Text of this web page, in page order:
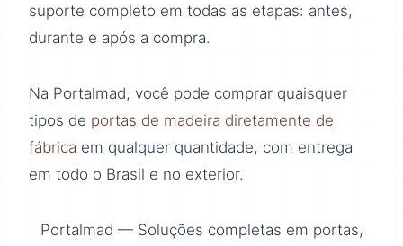
suporte completo em todas as etapas: antes,
durante e após a compra.
Na Portalmad, você pode comprar quaisquer
tipos de portas de madeira diretamente de
fábrica em qualquer quantidade, com entrega
em todo o Brasil e no exterior.
Portalmad — Soluções completas em portas,